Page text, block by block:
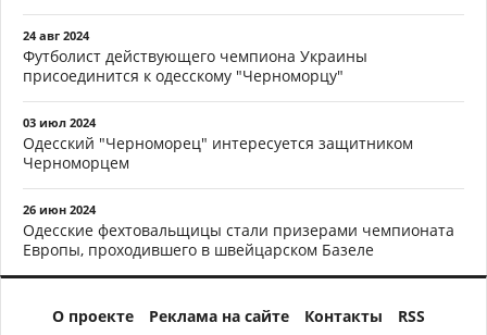
24 авг 2024
Футболист действующего чемпиона Украины
присоединится к одесскому "Черноморцу"
03 июл 2024
Одесский "Черноморец" интересуется защитником
Черноморцем
26 июн 2024
Одесские фехтовальщицы стали призерами чемпионата
Европы, проходившего в швейцарском Базеле
О проекте Реклама на сайте Контакты RSS